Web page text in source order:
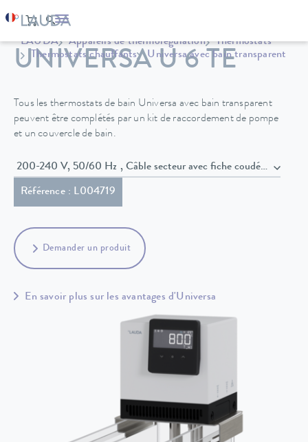
LAUDA Appareils de thermorégulation
Thermostats
Thermostats chauffants
Universa avec bain transparent
UNIVERSA U 6 TE
Tous les thermostats de bain Universa avec bain transparent
peuvent être complétés par un kit de raccordement de pompe
et un couvercle de bain.
200-240 V, 50/60 Hz , Câble secteur avec fiche coudée (BS1363)
Référence : L004719
Demander un produit
En savoir plus sur les avantages d'Universa